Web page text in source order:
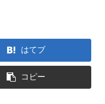
はてブ
コピー